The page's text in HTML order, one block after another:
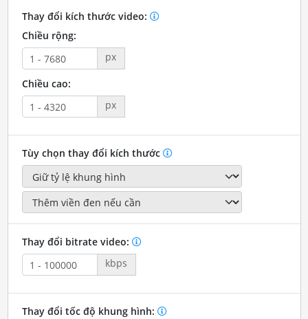
Thay đổi kích thước video:
Chiều rộng:
px
Chiều cao:
px
Tùy chọn thay đổi kích thước
Thay đổi bitrate video:
kbps
Thay đổi tốc độ khung hình: